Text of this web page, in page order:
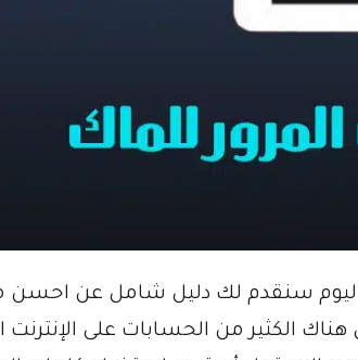
اليوم سنقدم لك دليل شامل عن احسن
الكثير من الحسابات على الإنترنت